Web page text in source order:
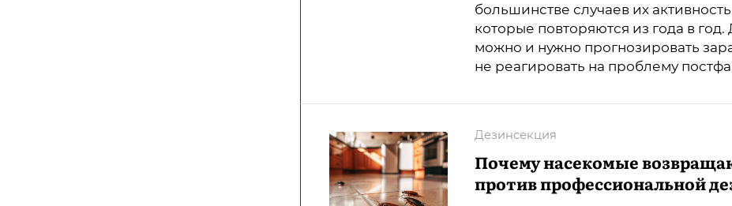
большинстве случаев их
которые повторяются из года в
можно и нужно прогнозировать
не реагировать на проблему
Дезинсекция
Почему насекомые
против профессиональной